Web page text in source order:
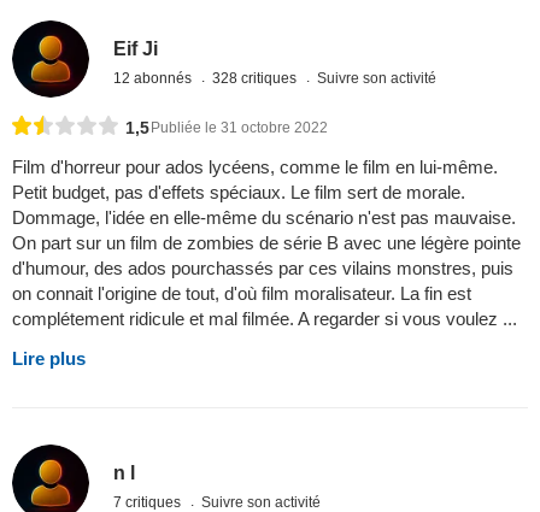
Eif Ji
12 abonnés 328 critiques Suivre son activité
1,5 Publiée le 31 octobre 2022
Film d'horreur pour ados lycéens, comme le film en lui-même.
Petit budget, pas d'effets spéciaux. Le film sert de morale.
Dommage, l'idée en elle-même du scénario n'est pas mauvaise.
On part sur un film de zombies de série B avec une légère pointe
d'humour, des ados pourchassés par ces vilains monstres, puis
on connait l'origine de tout, d'où film moralisateur. La fin est
complétement ridicule et mal filmée. A regarder si vous voulez ...
Lire plus
n l
7 critiques Suivre son activité